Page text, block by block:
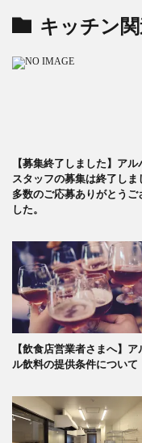
キッチン
【募集終了しました】アル
スタッフの募集は終了しま
多数のご応募ありがとうご
した。
【飲食店営業者さまへ】ア
ル飲料の提供条件について